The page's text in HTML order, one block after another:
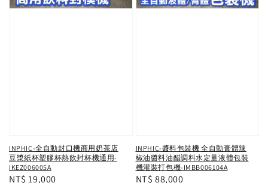
INPHIC-全自動封口機商用奶茶店
豆漿紙杯塑膠杯熱飲封杯機通用-
IKEZ006005A
Regular
NT$ 19,000
INPHIC-醬料包裝機 全自動膏體辣
椒油醬料油醋調料水定量液體包裝
機灌裝打包機-IMBB006104A
Regular
NT$ 88,000